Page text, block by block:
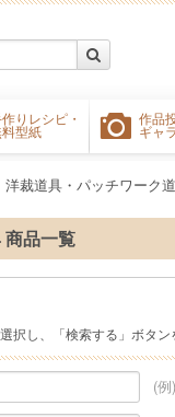
りレシピ・
料型紙
作品
ギャ
洋裁道具・パッチワーク
品一覧
択し、「検索する」ボタン
(